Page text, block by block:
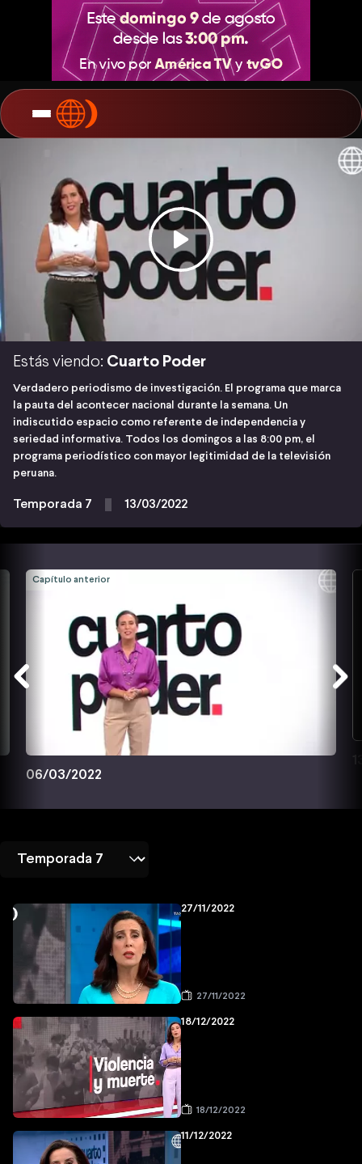
Estás viendo: Cuarto Poder
Verdadero periodismo de investigación. El programa que marca
la pauta del acontecer nacional durante la semana. Un
indiscutido espacio como referente de independencia y
seriedad informativa. Todos los domingos a las 8:00 pm, el
programa periodístico con mayor legitimidad de la televisión
peruana.
Temporada 7 13/03/2022
Capítulo anterior
06/03/2022
27/11/2022
27/11/2022
18/12/2022
18/12/2022
11/12/2022